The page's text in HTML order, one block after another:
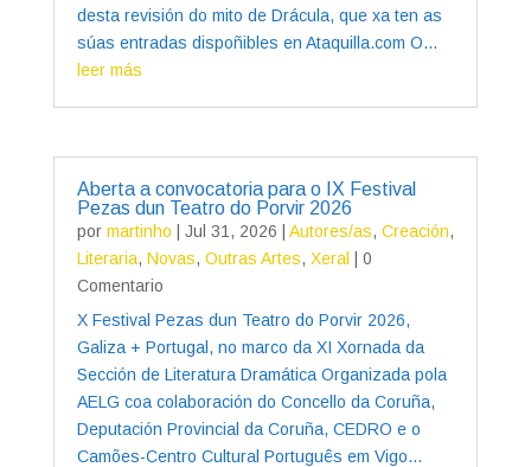
desta revisión do mito de Drácula, que xa ten as
súas entradas dispoñibles en Ataquilla.com O...
leer más
Aberta a convocatoria para o IX Festival
Pezas dun Teatro do Porvir 2026
por martinho Jul 31, 2026 Autores/as, Creación,
Literaria, Novas, Outras Artes, Xeral
| 0
Comentario
X Festival Pezas dun Teatro do Porvir 2026,
Galiza + Portugal, no marco da XI Xornada da
Sección de Literatura Dramática Organizada pola
AELG coa colaboración do Concello da Coruña,
Deputación Provincial da Coruña, CEDRO e o
Camões-Centro Cultural Português em Vigo...